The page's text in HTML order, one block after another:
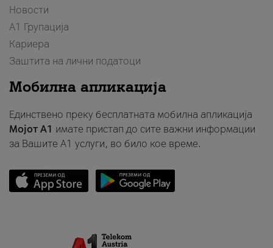
Новости
А1 Групација
Кариера
Заштита на лични податоци
Мобилна апликација
Единствено преку бесплатната мобилна апликација
Мојот A1 имате пристап до сите важни информации
за Вашите A1 услуги, во било кое време.